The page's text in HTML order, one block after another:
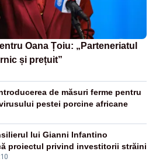
Oana Țoiu: „Parteneriatul
și prețuit”
de măsuri ferme pentru
pestei porcine africane
lui Gianni Infantino
proiectul privind investitorii străini